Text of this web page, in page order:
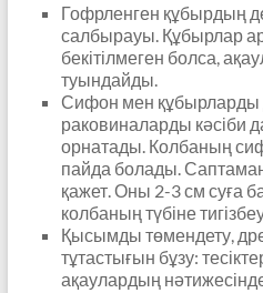
Гофрленген құбырдың
салбырауы. Құбырлар
бекітілмеген болса,
туындайды.
Сифон мен құбырларды
раковиналарды кәсіби
орнатады. Колбаның
пайда болады.
қажет. Оны 2-3 см суға
колбаның түбіне
Қысымды төмендету,
тұтастығын бұзу:
ақаулардың